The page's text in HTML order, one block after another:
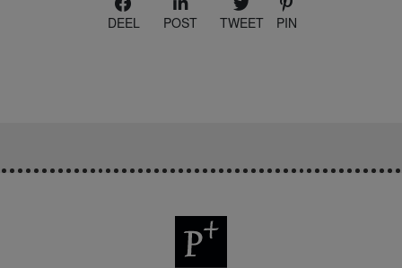
DEEL POST TWEET PIN